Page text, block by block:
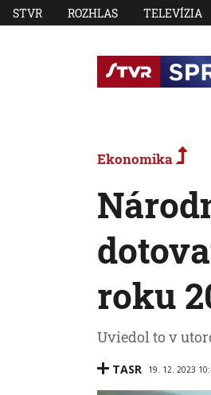
STVR ROZHLAS TELEVÍZIA
Ekonomika
roku
Uviedol to v
TASR 19. 12. 2023